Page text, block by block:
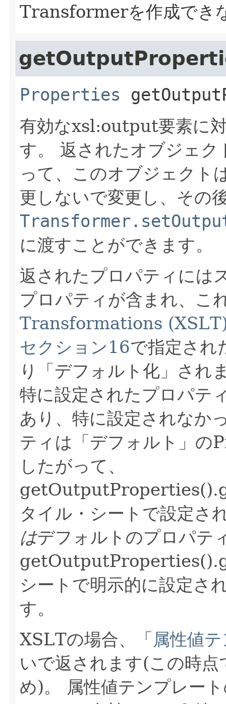
Transformerを作成でき
Properties
有効なxsl:output要素に
す。
返されたオブジェク
って、このオブジェク
更しないで変更し、その
に渡すことができます。
返されたプロパティには
プロパティが含まれ、こ
Transformations
セクション16で指定され
り「デフォルト化」され
特に設定されたプロパテ
あり、特に設定されなか
ティは「デフォルト」
したがって、
タイル・シートで設定さ
はデフォルトのプロパテ
シートで明示的に設定さ
す。
XSLTの場合、「 属性値
いで返されます(この時
め)。
属性値テンプレー